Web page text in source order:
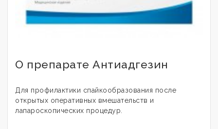
О препарате Антиадгезин
Для профилактики спайкообразования после
открытых оперативных вмешательств и
лапароскопических процедур.